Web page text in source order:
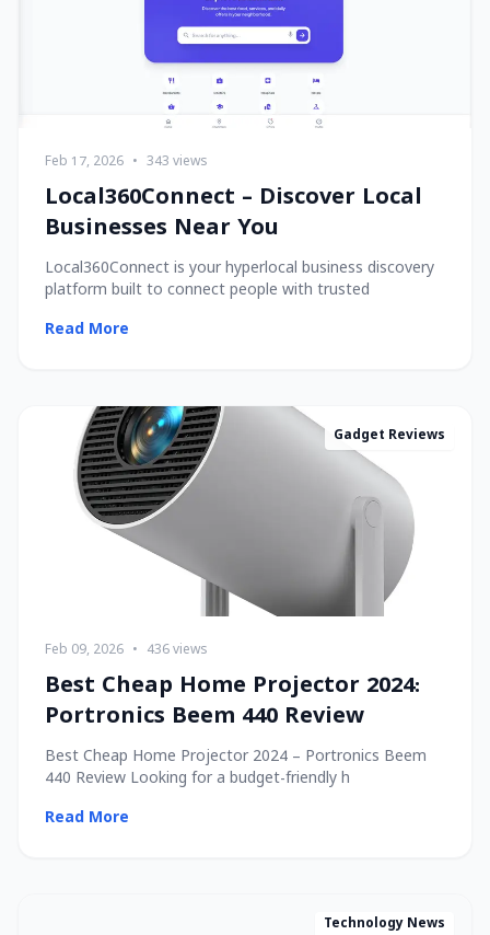
Feb 17, 2026 • 343 views
Local360Connect – Discover Local
Businesses Near You
Local360Connect is your hyperlocal business discovery
platform built to connect people with trusted
Read More
Gadget Reviews
Feb 09, 2026 • 436 views
Best Cheap Home Projector 2024:
Portronics Beem 440 Review
Best Cheap Home Projector 2024 – Portronics Beem
440 Review Looking for a budget-friendly h
Read More
Technology News